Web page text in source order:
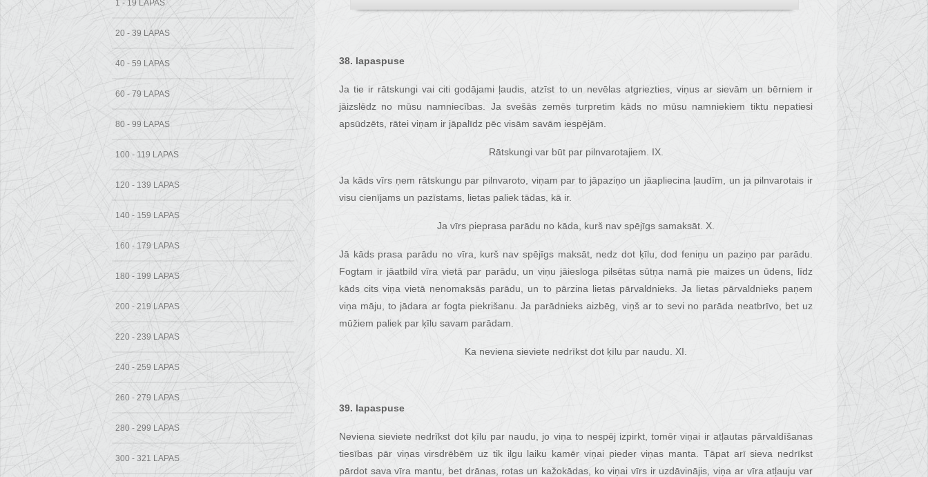
1 - 19 LAPAS
20 - 39 LAPAS
40 - 59 LAPAS
60 - 79 LAPAS
80 - 99 LAPAS
100 - 119 LAPAS
120 - 139 LAPAS
140 - 159 LAPAS
160 - 179 LAPAS
180 - 199 LAPAS
200 - 219 LAPAS
220 - 239 LAPAS
240 - 259 LAPAS
260 - 279 LAPAS
280 - 299 LAPAS
300 - 321 LAPAS
38. lapaspuse
Ja tie ir rātskungi vai citi godājami ļaudis, atzīst to un nevēlas atgriezties, viņus ar sievām un bērniem ir
jāizslēdz no mūsu namniecības. Ja svešās zemēs turpretim kāds no mūsu namniekiem tiktu nepatiesi
apsūdzēts, rātei viņam ir jāpalīdz pēc visām savām iespējām.
Rātskungi var būt par pilnvarotajiem. IX.
Ja kāds vīrs ņem rātskungu par pilnvaroto, viņam par to jāpaziņo un jāapliecina ļaudīm, un ja pilnvarotais ir
visu cienījams un pazīstams, lietas paliek tādas, kā ir.
Ja vīrs pieprasa parādu no kāda, kurš nav spējīgs samaksāt. X.
Jā kāds prasa parādu no vīra, kurš nav spējīgs maksāt, nedz dot ķīlu, dod feniņu un paziņo par parādu.
Fogtam ir jāatbild vīra vietā par parādu, un viņu jāiesloga pilsētas sūtņa namā pie maizes un ūdens, līdz
kāds cits viņa vietā nenomaksās parādu, un to pārzina lietas pārvaldnieks. Ja lietas pārvaldnieks paņem
viņa māju, to jādara ar fogta piekrišanu. Ja parādnieks aizbēg, viņš ar to sevi no parāda neatbrīvo, bet uz
mūžiem paliek par ķīlu savam parādam.
Ka neviena sieviete nedrīkst dot ķīlu par naudu. XI.
39. lapaspuse
Neviena sieviete nedrīkst dot ķīlu par naudu, jo viņa to nespēj izpirkt, tomēr viņai ir atļautas pārvaldīšanas
tiesības pār viņas virsdrēbēm uz tik ilgu laiku kamēr viņai pieder viņas manta. Tāpat arī sieva nedrīkst
pārdot sava vīra mantu, bet drānas, rotas un kažokādas, ko viņai vīrs ir uzdāvinājis, viņa ar vīra atļauju var